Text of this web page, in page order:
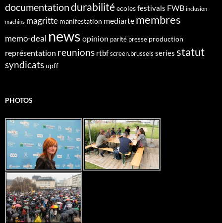
documentationdurabilitéecolesfestivals FWB inclusion
machins magritte manifestation mediarte membres
memo-deal news opinion parité presse production
représentation reunions rtbf screen.brussels series statut
syndicatsupff
PHOTOS